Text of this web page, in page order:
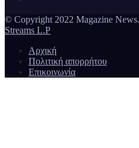
© Copyright 2022 Magazine
Streams L.P
Αρχική
Πολιτική απορρήτου
Επικοινωνία